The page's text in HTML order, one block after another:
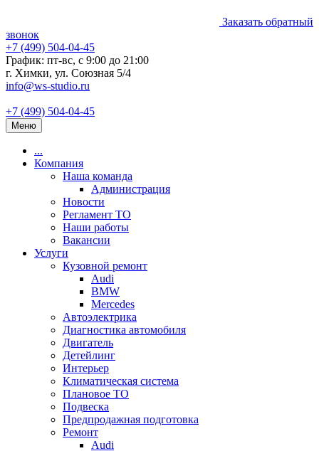
Заказать обратный
звонок
+7 (499) 504-04-45
График: пт-вс, с 9:00 до 21:00
г. Химки, ул. Союзная 5/4
info@ws-studio.ru
+7 (499) 504-04-45
Меню
...
Компания
Наша команда
Администрация
Новости
Регламент ТО
Наши работы
Вакансии
Услуги
Кузовной ремонт
Audi
BMW
Mercedes
Автоэлектрика
Диагностика автомобиля
Двигатель
Детейлинг
Интерьер
Климатическая система
Плановое ТО
Подвеска
Предпродажная подготовка
Ремонт
Audi